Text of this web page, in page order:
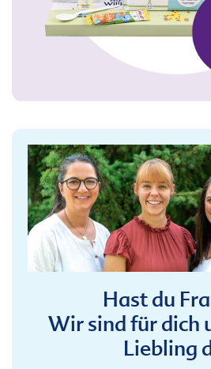
Hast du
Wir sind für dich
Liebling